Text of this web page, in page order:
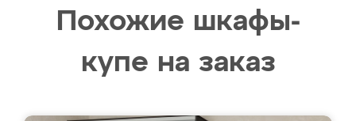
Похожие шкафы-
купе на заказ